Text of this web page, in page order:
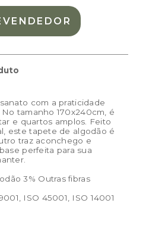
2 cm de franja
170 x 240 cm + 2 cm de
franja
com a praticidade
tamanho 170x240cm, é
e quartos amplos. Feito
este tapete de algodão é
traz aconchego e
perfeita para sua
3% Outras fibras
ISO 45001, ISO 14001